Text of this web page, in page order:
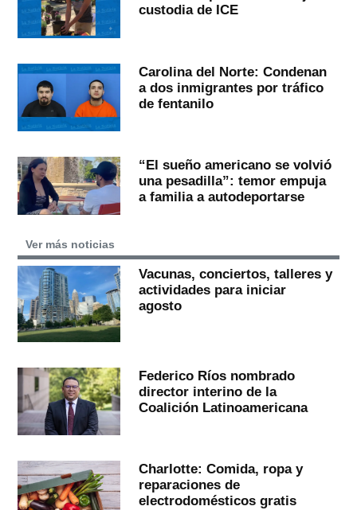
custodia de ICE
Carolina del Norte: Condenan
a dos inmigrantes por tráfico
de fentanilo
“El sueño americano se volvió
una pesadilla”: temor empuja
a familia a autodeportarse
Ver más noticias
Vacunas, conciertos, talleres y
actividades para iniciar
agosto
Federico Ríos nombrado
director interino de la
Coalición Latinoamericana
Charlotte: Comida, ropa y
reparaciones de
electrodomésticos gratis